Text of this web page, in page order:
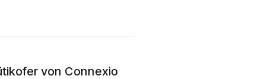
von Connexio